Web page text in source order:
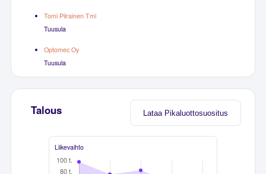
Tomi Piirainen Tmi
Tuusula
Optomec Oy
Tuusula
Lataa Pikaluottosuositus
Talous
Liikevaihto